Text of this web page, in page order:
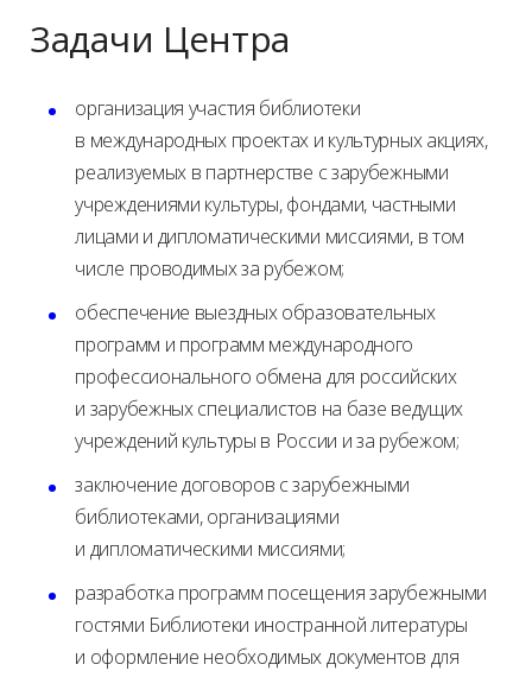
Задачи Центра
организация участия библиотеки
в международных проектах и культурных акциях,
реализуемых в партнерстве с зарубежными
учреждениями культуры, фондами, частными
лицами и дипломатическими миссиями, в том
числе проводимых за рубежом;
обеспечение выездных образовательных
программ и программ международного
профессионального обмена для российских
и зарубежных специалистов на базе ведущих
учреждений культуры в России и за рубежом;
заключение договоров с зарубежными
библиотеками, организациями
и дипломатическими миссиями;
разработка программ посещения зарубежными
гостями Библиотеки иностранной литературы
и оформление необходимых документов для